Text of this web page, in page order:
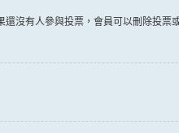
沒有人參與投票，會員可以刪除投